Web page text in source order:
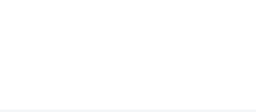
开盘。” 她进
保持辅助、智能巡